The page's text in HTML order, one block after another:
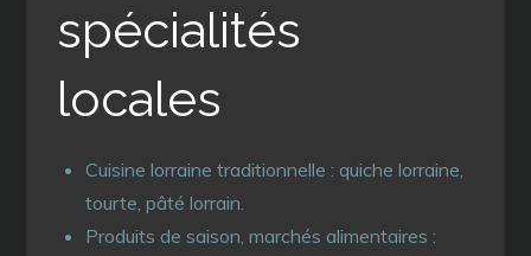
spécialités
locales
Cuisine lorraine traditionnelle : quiche lorraine,
tourte, pâté lorrain.
Produits de saison, marchés alimentaires :